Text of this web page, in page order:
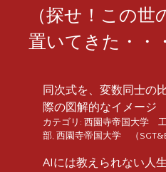
（探せ！この
置いてきた・・
同次式を、変数同士の
際の図解的なイメージ
カテゴリ: 西園寺帝国大学
部, 西園寺帝国大学 （
AIには教えられない人